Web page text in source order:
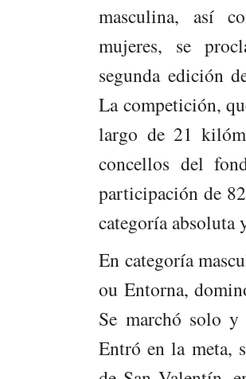
masculina, así
mujeres, se
segunda edición
La competición,
largo de 21
concellos del
participación de
categoría absoluta
En categoría
ou Entorna,
Se marchó solo
Entró en la meta,